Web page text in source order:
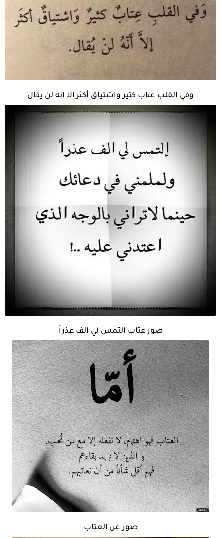
وفي القلب عتاب كثير واشتياق أكثر الا انه لن يقال
صور عتاب التمس لي الف عذراً
صور عن العتاب